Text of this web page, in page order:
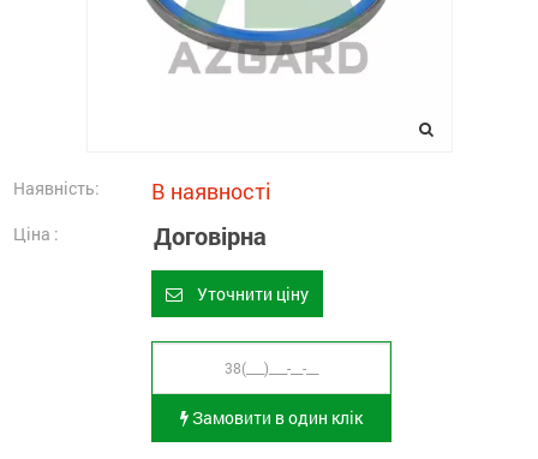
Наявність: В наявності
Ціна : Договірна
Уточнити ціну
Замовити в один клік